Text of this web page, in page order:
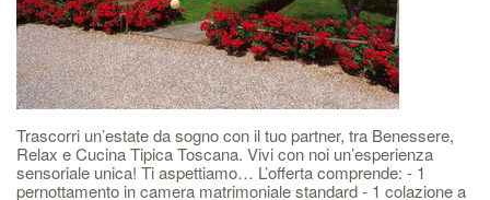
Trascorri un’estate da sogno con il tuo partner, tra Benessere,
Relax e Cucina Tipica Toscana. Vivi con noi un’esperienza
sensoriale unica! Ti aspettiamo… L’offerta comprende: - 1
pernottamento in camera matrimoniale standard - 1 colazione a